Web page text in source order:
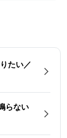
たい／
らない